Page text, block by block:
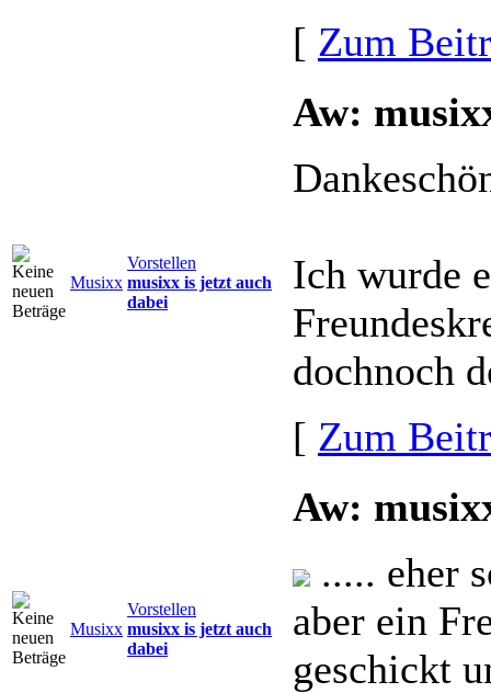
[ Zum
Musixx
Vorstellen
musixx is jetzt auch
dabei
Aw:
Ich wurde
dochnoch
[ Zum
Musixx
Vorstellen
musixx is jetzt auch
dabei
Aw:
..... eher
aber ein
geschickt